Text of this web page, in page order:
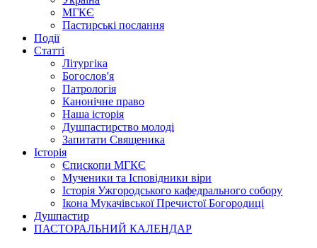
МГКЄ
Пастирські послання
Події
Статті
Літургіка
Богослов'я
Патрологія
Канонічне право
Наша історія
Душпастирство молоді
Запитати Священика
Історія
Єпископи МГКЄ
Мученики та Ісповідники віри
Історія Ужгородського кафедрального собору
Ікона Мукачівської Пречистої Богородиці
Душпастир
ПАСТОРАЛЬНИЙ КАЛЕНДАР